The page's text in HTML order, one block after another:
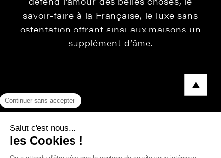
savoir-faire à la Française, le luxe sans
ostentation offrant ainsi aux maisons un
supplément d’âme.
Protection des données
Continuer sans accepter
Salut c'est nous...
les Cookies !